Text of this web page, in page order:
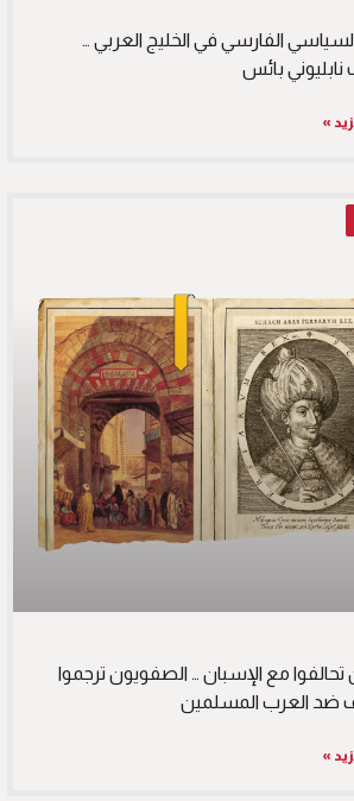
السياسي الفارسي في الخليج العربي …
نابليوني بائس
»
تحالفوا مع الإسبان … الصفويون ترجموا
ضد العرب المسلمين
»